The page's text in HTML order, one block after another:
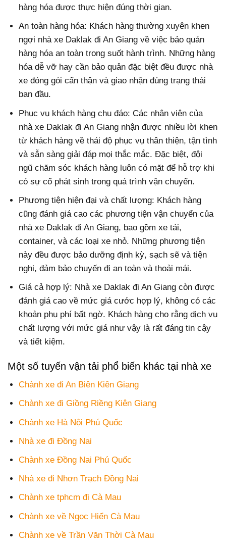
hàng hóa được thực hiện đúng thời gian.
An toàn hàng hóa: Khách hàng thường xuyên khen
ngợi nhà xe Daklak đi An Giang về việc bảo quản
hàng hóa an toàn trong suốt hành trình. Những hàng
hóa dễ vỡ hay cần bảo quản đặc biệt đều được nhà
xe đóng gói cẩn thận và giao nhận đúng trạng thái
ban đầu.
Phục vụ khách hàng chu đáo: Các nhân viên của
nhà xe Daklak đi An Giang nhận được nhiều lời khen
từ khách hàng về thái độ phục vụ thân thiện, tận tình
và sẵn sàng giải đáp mọi thắc mắc. Đặc biệt, đội
ngũ chăm sóc khách hàng luôn có mặt để hỗ trợ khi
có sự cố phát sinh trong quá trình vận chuyển.
Phương tiện hiện đại và chất lượng: Khách hàng
cũng đánh giá cao các phương tiện vận chuyển của
nhà xe Daklak đi An Giang, bao gồm xe tải,
container, và các loại xe nhỏ. Những phương tiện
này đều được bảo dưỡng định kỳ, sạch sẽ và tiện
nghi, đảm bảo chuyến đi an toàn và thoải mái.
Giá cả hợp lý: Nhà xe Daklak đi An Giang còn được
đánh giá cao về mức giá cước hợp lý, không có các
khoản phụ phí bất ngờ. Khách hàng cho rằng dịch vụ
chất lượng với mức giá như vậy là rất đáng tin cậy
và tiết kiệm.
Một số tuyến vận tải phổ biến khác tại nhà xe
Chành xe đi An Biên Kiên Giang
Chành xe đi Giồng Riềng Kiên Giang
Chành xe Hà Nội Phú Quốc
Nhà xe đi Đồng Nai
Chành xe Đồng Nai Phú Quốc
Nhà xe đi Nhơn Trạch Đồng Nai
Chành xe tphcm đi Cà Mau
Chành xe về Ngọc Hiển Cà Mau
Chành xe về Trần Văn Thời Cà Mau